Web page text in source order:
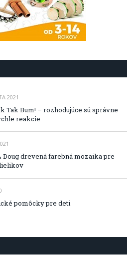
2021
Tak Bum! – rozhodujúce sú správne
reakcie
Doug drevená farebná mozaika pre
pomôcky pre deti